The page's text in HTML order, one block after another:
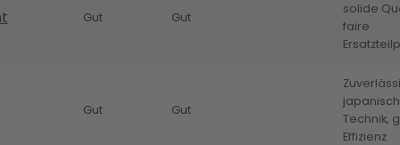
Gut Gut
solide
faire
Gut Gut
Technik,
Effizienz